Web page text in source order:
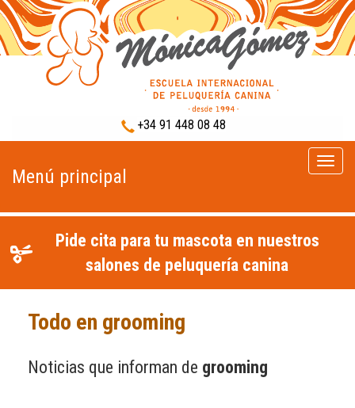
+34 91 448 08 48
Menú
Menú principal
Pide cita para tu mascota en nuestros
salones de peluquería canina
Todo en grooming
Noticias que informan de grooming